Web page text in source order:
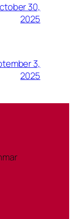
30,
2025
3,
2025